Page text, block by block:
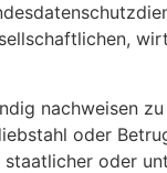
nachweisen
oder
oder